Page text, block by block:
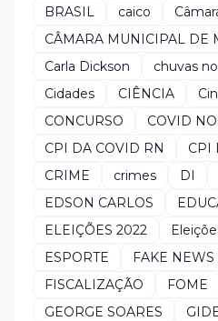
BRASIL
caico
CÂMARA MUNICIPAL DE
Carla Dickson
chuvas
Cidades
CIÊNCIA
CONCURSO
COVID NO
CPI DA COVID RN
CPI
CRIME
crimes DI
EDSON CARLOS
ELEIÇÕES 2022
ESPORTE
FAKE NEWS
FISCALIZAÇÃO
FOME
GEORGE SOARES